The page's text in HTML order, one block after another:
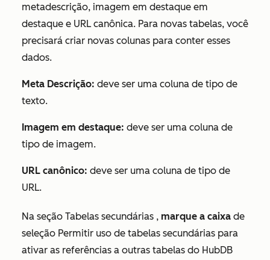
metadescrição, imagem em destaque em
destaque e URL canônica. Para novas tabelas, você
precisará criar novas colunas para conter esses
dados.
Meta Descrição: deve ser uma coluna de tipo de
texto.
Imagem em destaque: deve ser uma coluna de
tipo de imagem.
URL canônico: deve ser uma coluna de tipo de
URL.
Na seção Tabelas secundárias , marque a caixa de
seleção Permitir uso de tabelas secundárias para
ativar as referências a outras tabelas do HubDB